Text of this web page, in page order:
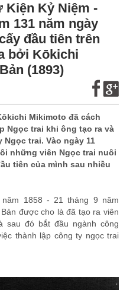
Kiện Kỷ Niệm -
131 năm ngày
đầu tiên trên
bởi Kōkichi
(1893)
Mikimoto đã cách
Ngọc trai khi ông tạo ra và
trai. Vào ngày 11
những viên Ngọc trai nuôi
tiên của mình sau nhiều
năm 1858 - 21 tháng 9 năm
được cho là đã tạo ra viên
sau đó bắt đầu ngành công
thành lập công ty ngọc trai